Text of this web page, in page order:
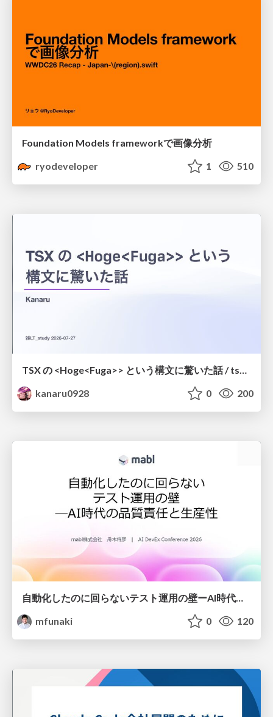
Foundation Models frameworkで画像分析
ryodeveloper
1 510
TSX の <Hoge<Fuga>> という構文に驚いた話 / tsx-type-argument-syntax
kanaru0928
0 200
mfunaki
0 120